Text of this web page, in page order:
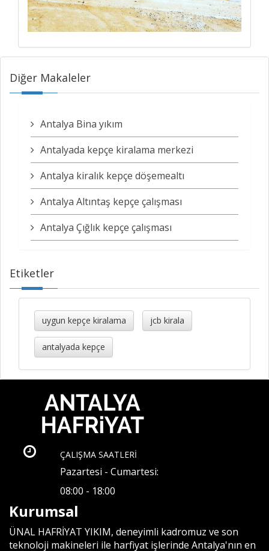
Diğer Makaleler
Antalya Bina yıkım
Antalyada kepçe kiralama merkezi
Antalya kiralık kepçe döşemealtı
Antalya Altıntaş kepçe çalışması
Antalya Çığlık kepçe çalışması
Etiketler
uygun kepçe kiralama jcb kirala
antalyada kepçe
ÇALIŞMA SAATLERİ
Pazartesi - Cumartesi:
08:00 - 18:00
Kurumsal
ÜNAL HAFRİYAT YIKIM, deneyimli kadromuz ve son
teknoloji makineleri ile harfiyat işlerinde Antalya'nın en